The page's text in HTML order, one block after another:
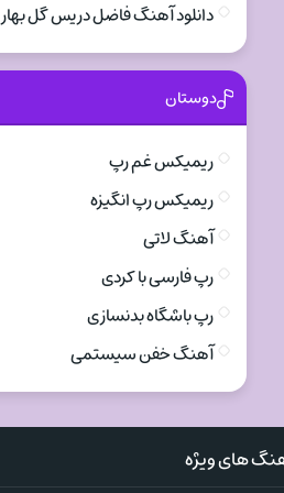
دانلود آهنگ فاضل دریس گل بهار
دوستان
ریمیکس غم رپ
ریمیکس رپ انگیزه
آهنگ لاتی
رپ فارسی با کردی
رپ باشگاه بدنسازی
آهنگ خفن سیستمی
های ویژه